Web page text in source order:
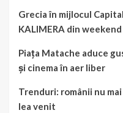
Grecia în mijlocul
KALIMERA din weekend
Piața Matache aduce
și cinema în aer liber
Trenduri: românii nu
lea venit